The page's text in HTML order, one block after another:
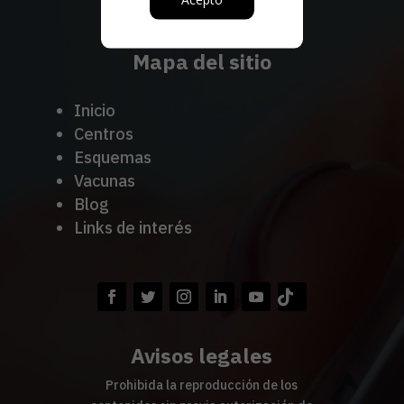
www.amv.org.mx
Mapa del sitio
Inicio
Centros
Esquemas
Vacunas
Blog
Links de interés
Avisos legales
Prohibida la reproducción de los